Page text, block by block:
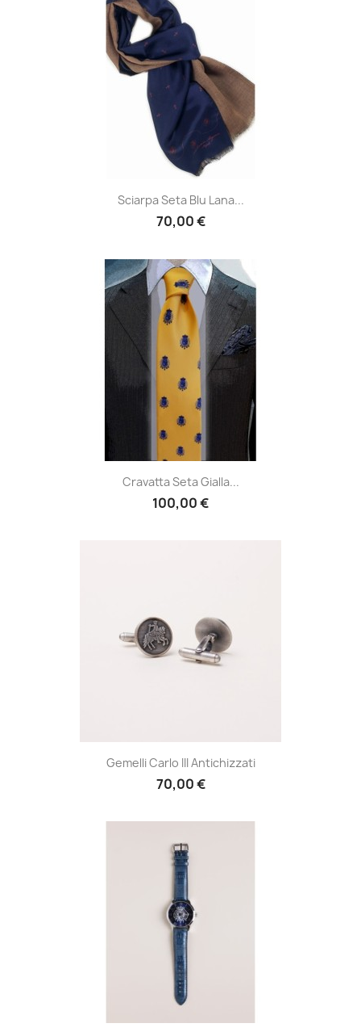
Sciarpa Seta Blu Lana...
70,00 €
Cravatta Seta Gialla...
100,00 €
Gemelli Carlo III Antichizzati
70,00 €